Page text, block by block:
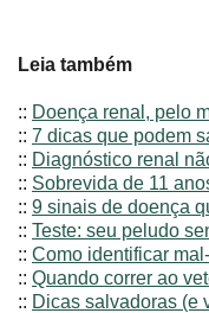
Leia também
:: Doença renal, pelo
:: 7 dicas que podem
:: Diagnóstico renal
:: Sobrevida de 11
:: 9 sinais de doença
:: Teste: seu peludo
:: Como identificar
:: Quando correr ao
:: Dicas salvadoras (e